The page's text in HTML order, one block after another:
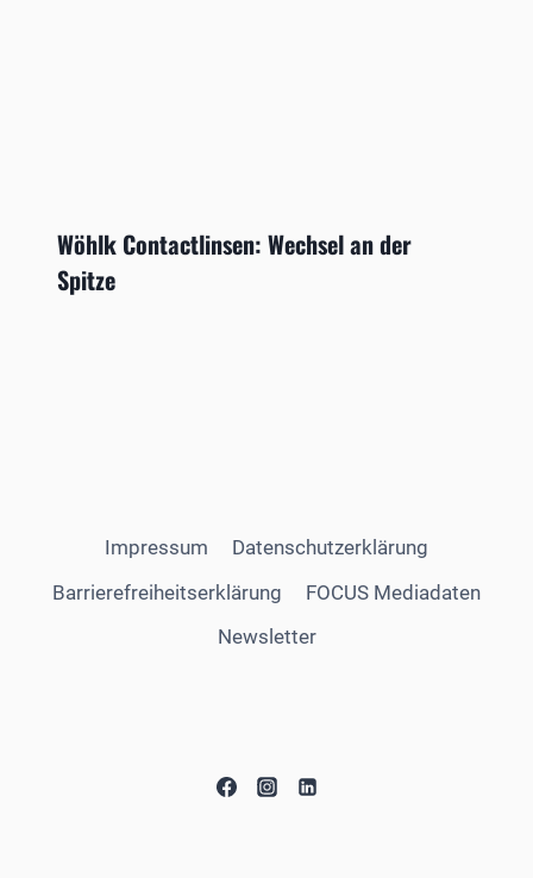
Wöhlk Contactlinsen: Wechsel an der
Spitze
Impressum
Datenschutzerklärung
Barrierefreiheitserklärung
FOCUS Mediadaten
Newsletter